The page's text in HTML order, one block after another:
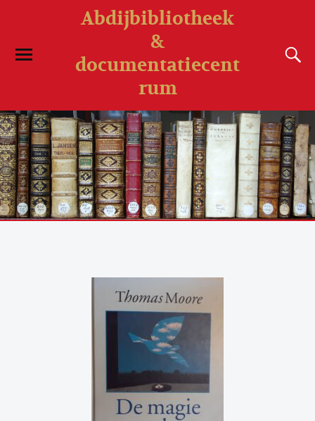
Abdijbibliotheek
&
documentatiecent
rum